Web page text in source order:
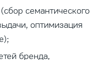
семантического
оптимизация
бренда,